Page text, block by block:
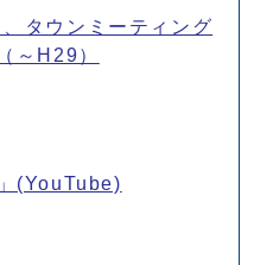
タウンミーティング
～H29）
(YouTube)